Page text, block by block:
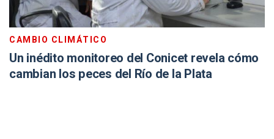
CAMBIO CLIMÁTICO
Un inédito monitoreo del Conicet revela cómo
cambian los peces del Río de la Plata